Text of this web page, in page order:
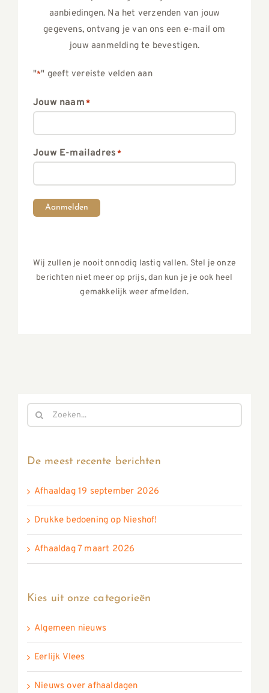
aanbiedingen. Na het verzenden van jouw
gegevens, ontvang je van ons een e-mail om
jouw aanmelding te bevestigen.
"*" geeft vereiste velden aan
Jouw naam*
Jouw E-mailadres *
Aanmelden
Wij zullen je nooit onnodig lastig vallen. Stel je onze
berichten niet meer op prijs, dan kun je je ook heel
gemakkelijk weer afmelden.
Zoeken
naar:
De meest recente berichten
Afhaaldag 19 september 2026
Drukke bedoening op Nieshof!
Afhaaldag 7 maart 2026
Kies uit onze categorieën
Algemeen nieuws
Eerlijk Vlees
Nieuws over afhaaldagen